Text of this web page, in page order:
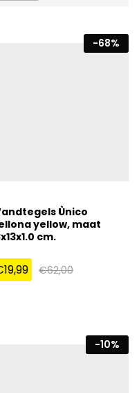
-68%
Ùnico
yellow, maat
cm.
19,99 €62,00
-10%